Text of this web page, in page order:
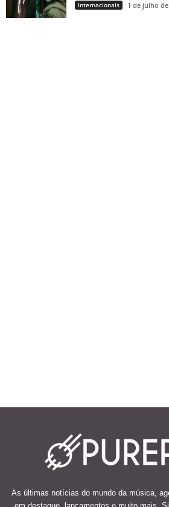
Internacionais 1 de julho
As últimas notícias do mundo da música,